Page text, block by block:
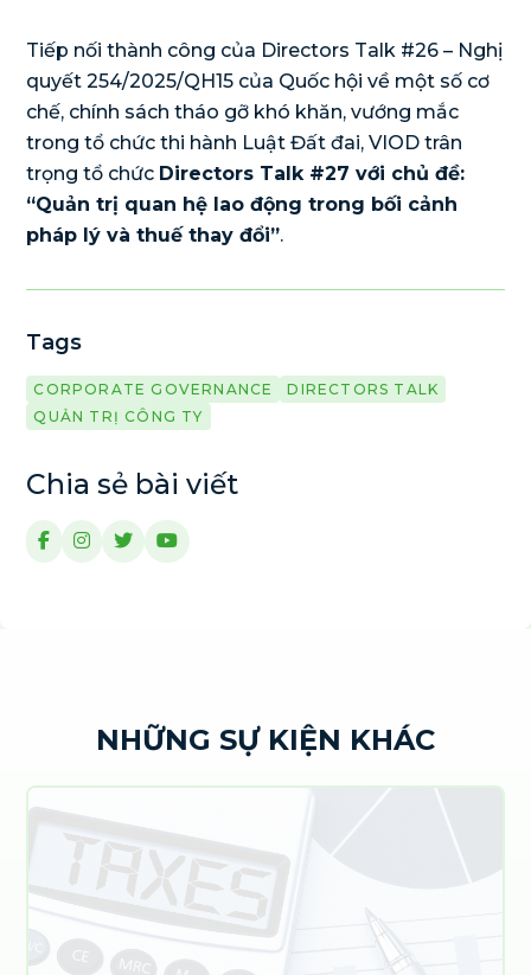
Tiếp nối thành công của Directors Talk #26 – Nghị
quyết 254/2025/QH15 của Quốc hội về một số cơ
chế, chính sách tháo gỡ khó khăn, vướng mắc
trong tổ chức thi hành Luật Đất đai, VIOD trân
trọng tổ chức Directors Talk #27 với chủ đề:
“Quản trị quan hệ lao động trong bối cảnh
pháp lý và thuế thay đổi”.
Tags
CORPORATE GOVERNANCE
DIRECTORS TALK
QUẢN TRỊ CÔNG TY
Chia sẻ bài viết
NHỮNG SỰ KIỆN KHÁC